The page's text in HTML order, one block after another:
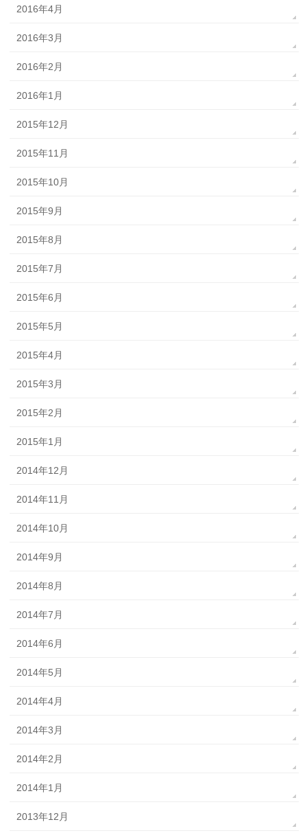
2016年4月
2016年3月
2016年2月
2016年1月
2015年12月
2015年11月
2015年10月
2015年9月
2015年8月
2015年7月
2015年6月
2015年5月
2015年4月
2015年3月
2015年2月
2015年1月
2014年12月
2014年11月
2014年10月
2014年9月
2014年8月
2014年7月
2014年6月
2014年5月
2014年4月
2014年3月
2014年2月
2014年1月
2013年12月